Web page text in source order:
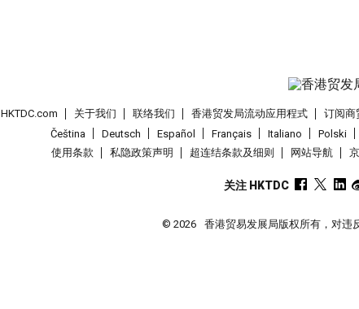
HKTDC.com 关于我们 联络我们 香港贸发局流动应用程式 订阅商
Čeština
Deutsch Español Français Italiano Polski
使用条款
私隐政策声明 超连结条款及细则 网站导航
关注 HKTDC
© 2026 香港贸易发展局版权所有，对违